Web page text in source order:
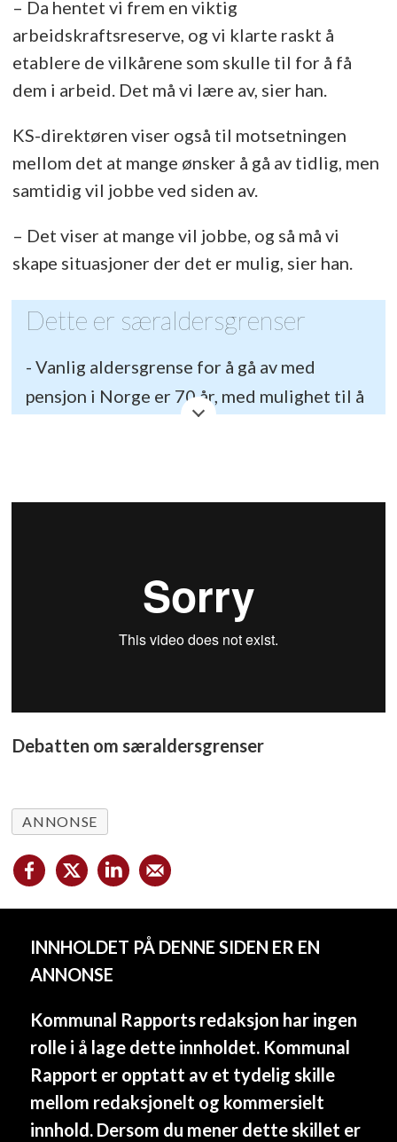
– Da hentet vi frem en viktig
arbeidskraftsreserve, og vi klarte raskt å
etablere de vilkårene som skulle til for å få
dem i arbeid. Det må vi lære av, sier han.
KS-direktøren viser også til motsetningen
mellom det at mange ønsker å gå av tidlig, men
samtidig vil jobbe ved siden av.
– Det viser at mange vil jobbe, og så må vi
skape situasjoner der det er mulig, sier han.
Dette er særaldersgrenser
- Vanlig aldersgrense for å gå av med
pensjon i Norge er 70 år, med mulighet til å
psykiske belastninger har lavere
- Vanlige yrker med særaldersgrense er
f.eks brannmann, renholder eller sykepleier.
Debatten om særaldersgrenser
ANNONSE
INNHOLDET PÅ DENNE SIDEN ER EN
ANNONSE
Kommunal Rapports redaksjon har ingen
rolle i å lage dette innholdet. Kommunal
Rapport er opptatt av et tydelig skille
mellom redaksjonelt og kommersielt
innhold. Dersom du mener dette skillet er